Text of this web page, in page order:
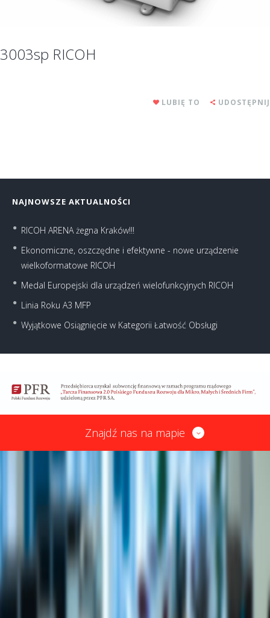
3003sp RICOH
LUBIĘ TO UDOSTĘPNIJ
NAJNOWSZE AKTUALNOŚCI
RICOH ARENA żegna Kraków!!!
Ekonomiczne, oszczędne i efektywne - nowe urządzenie
wielkoformatowe RICOH
Medal Europejski dla urządzeń wielofunkcyjnych RICOH
Linia Roku A3 MFP
Wyjątkowe Osiągnięcie w Kategorii Łatwość Obsługi
Znajdź nas na mapie